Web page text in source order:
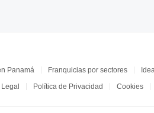
Panamá Franquicias por sectores
Política de Privacidad Cookies